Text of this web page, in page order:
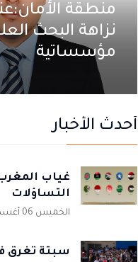
منطقة
نزاهة البحث
مؤسساتية
أحدث الأخبار
غياب
التساؤلات
الخميس 06 أغسطس 2026
سبتة تغرق